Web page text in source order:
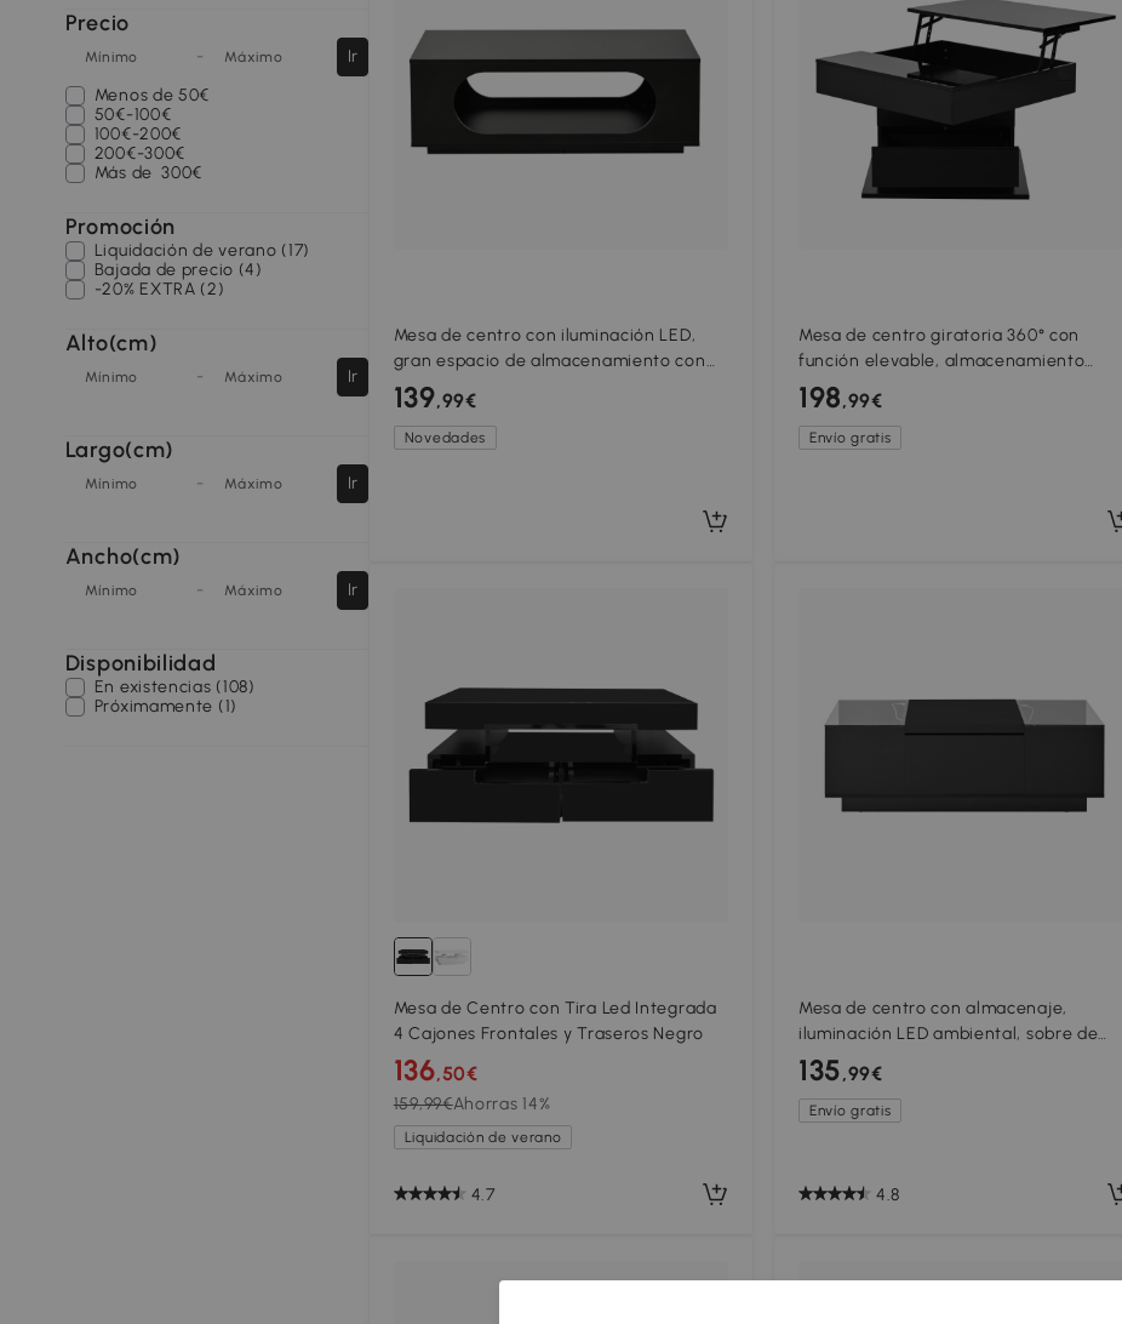
Precio
Mínimo - Máximo
Ir
Menos de50€
50€-100€
100€-200€
200€-300€
Más de300€
Promoción
Liquidación de verano (17)
Bajada de precio (4)
-20% EXTRA (2)
Alto(cm)
Mínimo - Máximo Ir
Largo(cm)
Mínimo - Máximo Ir
Ancho(cm)
Mínimo - Máximo Ir
Disponibilidad
En existencias (108)
Próximamente (1)
Mesa de centro con iluminación LED,
gran espacio de almacenamiento con
gestión de cables integrada, 100x50x35
cm, Negro
139,99€
Novedades
Mesa de centro giratoria 360° con
función elevable, almacenamiento
oculto y 1 cajón, 70x70x45 cm, Negro
198,99€
Envío gratis
Mesa de Centro con Tira Led Integrada
4 Cajones Frontales y Traseros Negro
136,50€
159,99€Ahorras 14%
Liquidación de verano
4.7
Mesa de centro con almacenaje,
iluminación LED ambiental, sobre de
cristal y 2 cajones, 105x50x35 cm, Negro
135,99€
Envío gratis
4.8